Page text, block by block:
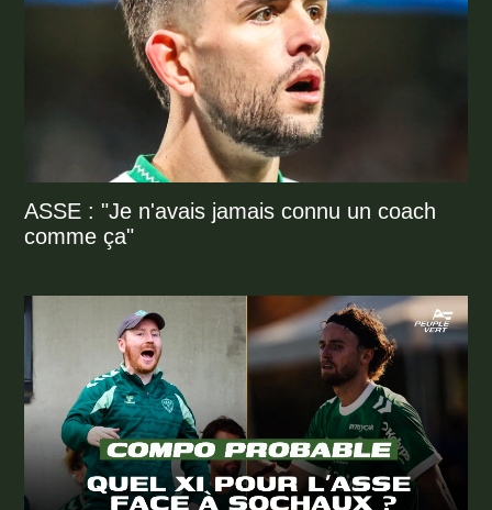
ASSE : "Je n'avais jamais connu un coach
comme ça"